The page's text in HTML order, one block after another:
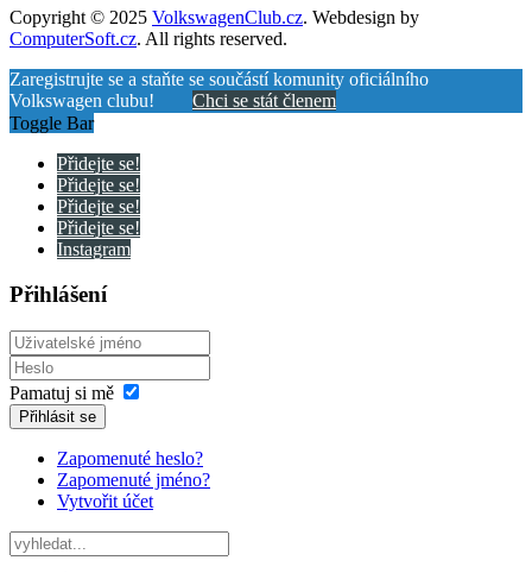
Copyright © 2025 VolkswagenClub.cz. Webdesign by
ComputerSoft.cz. All rights reserved.
Zaregistrujte se a staňte se součástí komunity oficiálního
Volkswagen clubu! Chci se stát členem
Toggle Bar
Přidejte se!
Přidejte se!
Přidejte se!
Přidejte se!
Instagram
Přihlášení
Pamatuj si mě
Přihlásit se
Zapomenuté heslo?
Zapomenuté jméno?
Vytvořit účet